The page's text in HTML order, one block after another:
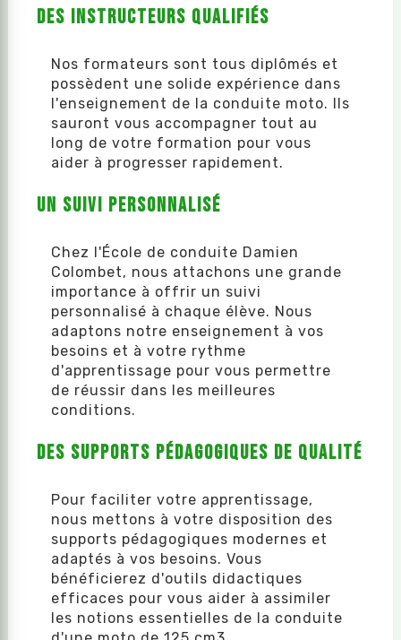
Des instructeurs qualifiés
Nos formateurs sont tous diplômés et
possèdent une solide expérience dans
l'enseignement de la conduite moto. Ils
sauront vous accompagner tout au
long de votre formation pour vous
aider à progresser rapidement.
Un suivi personnalisé
Chez l'École de conduite Damien
Colombet, nous attachons une grande
importance à offrir un suivi
personnalisé à chaque élève. Nous
adaptons notre enseignement à vos
besoins et à votre rythme
d'apprentissage pour vous permettre
de réussir dans les meilleures
conditions.
Des supports pédagogiques de qualité
Pour faciliter votre apprentissage,
nous mettons à votre disposition des
supports pédagogiques modernes et
adaptés à vos besoins. Vous
bénéficierez d'outils didactiques
efficaces pour vous aider à assimiler
les notions essentielles de la conduite